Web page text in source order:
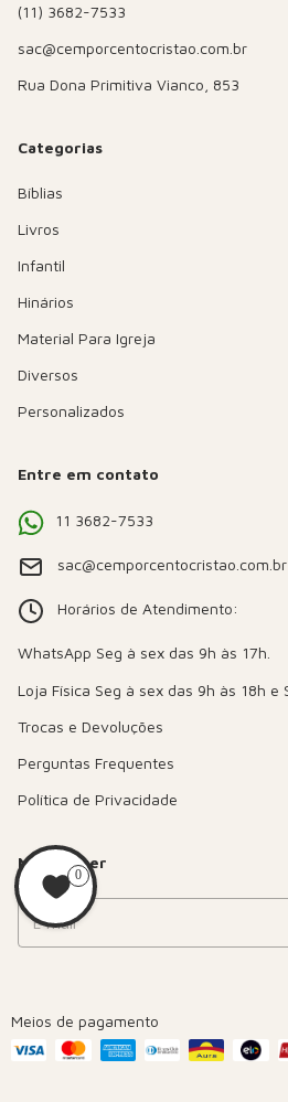
(11) 3682-7533
sac@cemporcentocristao.com.br
Rua Dona Primitiva Vianco, 853
Categorias
Bíblias
Livros
Infantil
Hinários
Material Para Igreja
Diversos
Personalizados
Entre em contato
11 3682-7533
sac@cemporcentocristao.com.br
Horários de Atendimento:
Trocas e Devoluções
Perguntas Frequentes
Política de Privacidade
Newsletter
Meios de pagamento
0